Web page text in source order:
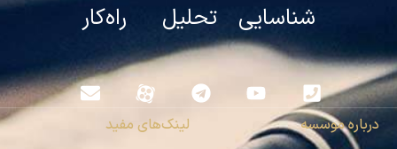
شناسایی تحلیل راه‌کار
درباره موسسه لینک‌های مفید